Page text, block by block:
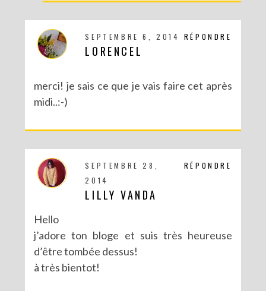
RÉPONDRE
SEPTEMBRE 6, 2014
LORENCEL
merci! je sais ce que je vais faire cet après
midi..:-)
RÉPONDRE
SEPTEMBRE 28,
2014
LILLY VANDA
Hello
j’adore ton bloge et suis très heureuse
d’être tombée dessus!
à très bientot!